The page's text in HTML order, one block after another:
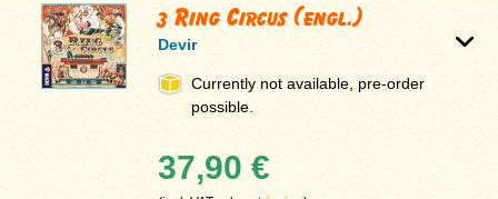
3 Ring Circus (engl.)
Devir
Currently not available, pre-order
possible.
37,90 €